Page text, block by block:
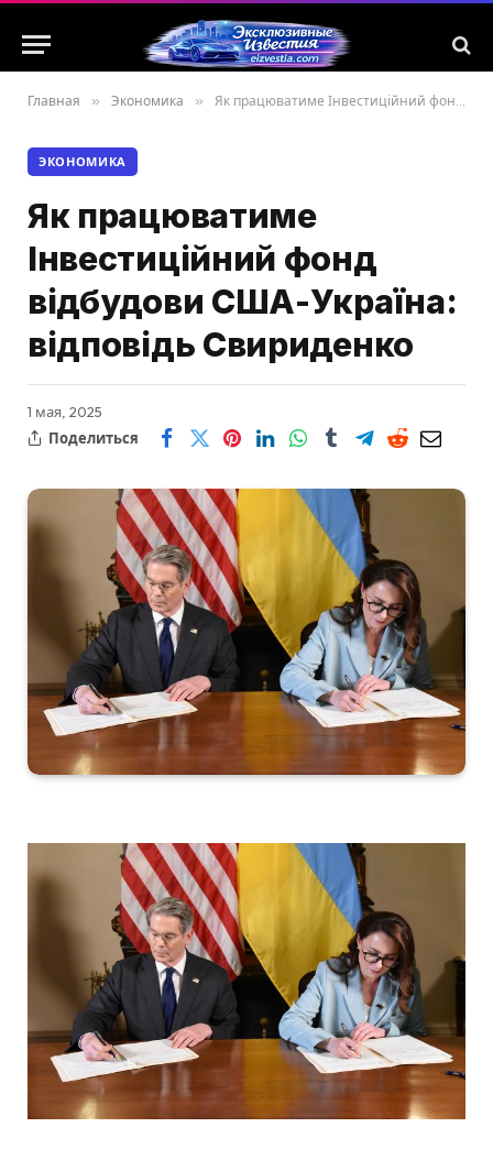
Главная » Экономика » Як працюватиме Інвестиційний фонд відбудови США-Україна: відповідь Свириденко
ЭКОНОМИКА
Як працюватиме
Інвестиційний фонд
відбудови США-Україна:
відповідь Свириденко
1 мая, 2025
Поделиться